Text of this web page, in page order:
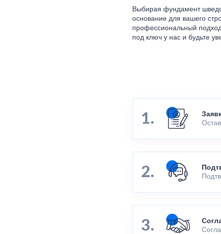
Выбирая фундамент
основание для вашего
профессиональный
под ключ у нас и будьте